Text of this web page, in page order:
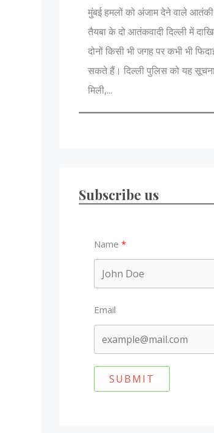
मुंबई हमलों को अंजाम देने वाले आतंकी संगठन लश्कर-ए-
तैयबा के दो आतंकवादी दिल्ली में दाखिल हो चुके हैं। ये
दोनों किसी भी जगह पर कभी भी फिदाईन हमले कर
सकते हैं। दिल्ली पुलिस को यह सूचना खुफिया विभाग से
Subscribe us
Name
Email
SUBMIT